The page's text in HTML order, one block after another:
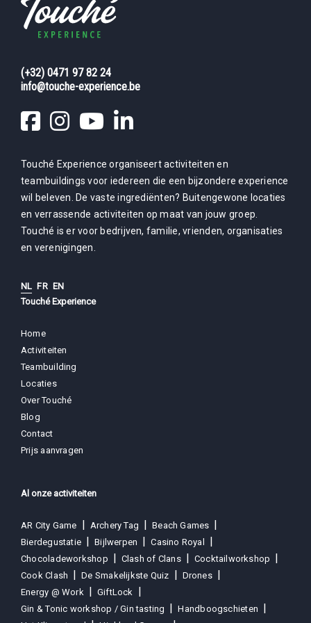
(+32) 0471 97 82 24
info@touche-experience.be
Touché Experience organiseert activiteiten en
teambuildings voor iedereen die een bijzondere experience
wil beleven. De vaste ingrediënten? Buitengewone locaties
en verrassende activiteiten op maat van jouw groep.
Touché is er voor bedrijven, familie, vrienden, organisaties
en verenigingen.
Touché Experience
Home
Activiteiten
Teambuilding
Locaties
Over Touché
Blog
Contact
Prijs aanvragen
NL FR EN
Al onze activiteiten
AR City Game Archery Tag
Beach Games
Bierdegustatie
Bijlwerpen
Casino Royal
Chocoladeworkshop
Clash of Clans
Cocktailworkshop
Cook Clash
De Smakelijkste Quiz
Drones
Energy @ Work
GiftLock
Gin & Tonic workshop / Gin tasting
Handboogschieten